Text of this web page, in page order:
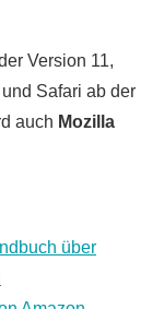
Version 11,
Safari ab der
auch Mozilla
über